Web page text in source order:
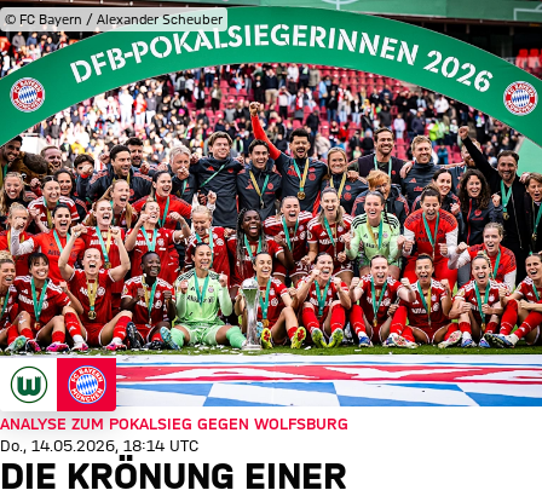
© FC Bayern / Alexander Scheuber
ANALYSE ZUM POKALSIEG GEGEN WOLFSBURG
Do., 14.05.2026, 18:14 UTC
DIE KRÖNUNG EINER